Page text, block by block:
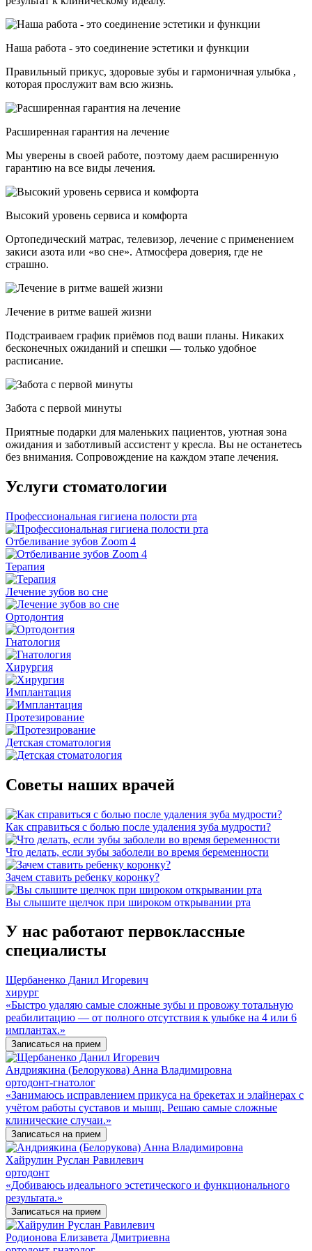
Наша работа - это соединение эстетики и функции
Правильный прикус, здоровые зубы и гармоничная улыбка ,
которая прослужит вам всю жизнь.
Расширенная гарантия на лечение
Мы уверены в своей работе, поэтому даем расширенную
гарантию на все виды лечения.
Высокий уровень сервиса и комфорта
Ортопедический матрас, телевизор, лечение с применением
закиси азота или «во сне». Атмосфера доверия, где не
страшно.
Лечение в ритме вашей жизни
Подстраиваем график приёмов под ваши планы. Никаких
бесконечных ожиданий и спешки — только удобное
расписание.
Забота с первой минуты
Приятные подарки для маленьких пациентов, уютная зона
ожидания и заботливый ассистент у кресла. Вы не останетесь
без внимания. Сопровождение на каждом этапе лечения.
Услуги стоматологии
Профессиональная гигиена полости рта
Отбеливание зубов Zoom 4
Терапия
Лечение зубов во сне
Ортодонтия
Гнатология
Хирургия
Имплантация
Протезирование
Детская стоматология
Советы наших врачей
Как справиться с болью после удаления зуба мудрости?
Что делать, если зубы заболели во время беременности
Зачем ставить ребенку коронку?
Вы слышите щелчок при широком открывании рта
У нас работают первоклассные
специалисты
Щербаненко Данил Игоревич
хирург
«Быстро удаляю самые сложные зубы и провожу тотальную
реабилитацию — от полного отсутствия к улыбке на 4 или 6
имплантах.»
Записаться на прием
Андриякина (Белорукова) Анна Владимировна
ортодонт-гнатолог
«Занимаюсь исправлением прикуса на брекетах и элайнерах с
учётом работы суставов и мышц. Решаю самые сложные
клинические случаи.»
Записаться на прием
Хайрулин Руслан Равилевич
ортодонт
«Добиваюсь идеального эстетического и функционального
результата.»
Записаться на прием
Родионова Елизавета Дмитриевна